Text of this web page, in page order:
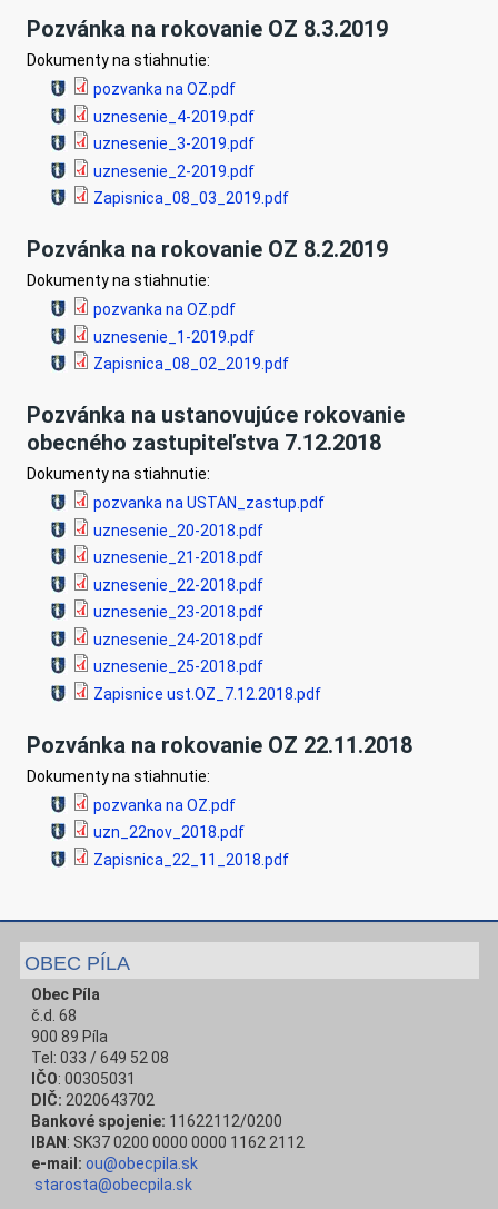
Pozvánka na rokovanie OZ 8.3.2019
Dokumenty na stiahnutie:
pozvanka na OZ.pdf
uznesenie_4-2019.pdf
uznesenie_3-2019.pdf
uznesenie_2-2019.pdf
Zapisnica_08_03_2019.pdf
Pozvánka na rokovanie OZ 8.2.2019
Dokumenty na stiahnutie:
pozvanka na OZ.pdf
uznesenie_1-2019.pdf
Zapisnica_08_02_2019.pdf
Pozvánka na ustanovujúce rokovanie
obecného zastupiteľstva 7.12.2018
Dokumenty na stiahnutie:
pozvanka na USTAN_zastup.pdf
uznesenie_20-2018.pdf
uznesenie_21-2018.pdf
uznesenie_22-2018.pdf
uznesenie_23-2018.pdf
uznesenie_24-2018.pdf
uznesenie_25-2018.pdf
Zapisnice ust.OZ_7.12.2018.pdf
Pozvánka na rokovanie OZ 22.11.2018
Dokumenty na stiahnutie:
pozvanka na OZ.pdf
uzn_22nov_2018.pdf
Zapisnica_22_11_2018.pdf
OBEC PÍLA
Obec Píla
č.d. 68
900 89 Píla
Tel: 033 / 649 52 08
IČO: 00305031
DIČ: 2020643702
Bankové spojenie: 11622112/0200
IBAN : SK37 0200 0000 0000 1162 2112
e-mail: ou@obecpila.sk
starosta@obecpila.sk